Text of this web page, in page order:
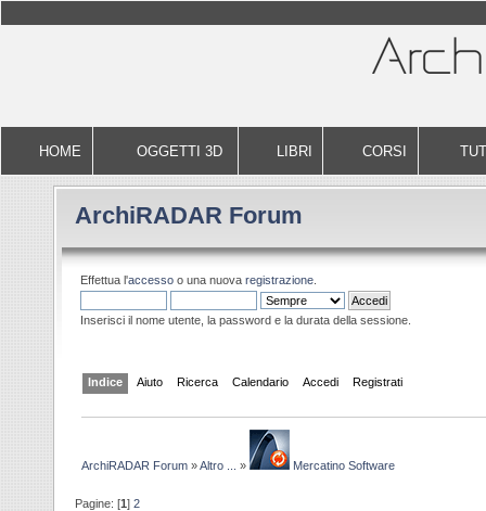
HOME OGGETTI 3D LIBRI CORSI
ArchiRADAR Forum
Effettua l'accesso o una nuova registrazione.
Inserisci il nome utente, la password e la durata della sessione.
Indice Aiuto Ricerca Calendario Accedi Registrati
ArchiRADAR Forum »Altro ... » Mercatino Software
Pagine: [1] 2